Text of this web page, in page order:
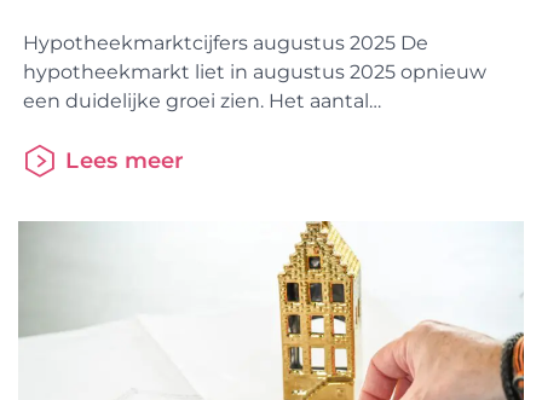
Hypotheekmarktcijfers augustus 2025 De
hypotheekmarkt liet in augustus 2025 opnieuw
een duidelijke groei zien. Het aantal
van een jaar eerder naar 36.075. De marktwaarde
terug naar € 506.500,- . Opvallend is dat de
Verbouwer weer de grootste groep aanvragers
Lees meer